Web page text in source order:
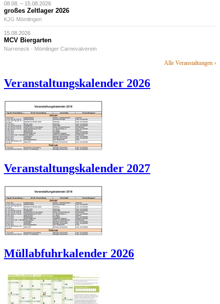
08.08. – 15.08.2026
großes Zeltlager 2026
KJG Mömlingen
15.08.2026
MCV Biergarten
Narreneck · Mömlinger Carnevalverein
Alle Veranstaltungen ›
Veranstaltungskalender 2026
Veranstaltungskalender 2027
Müllabfuhrkalender 2026